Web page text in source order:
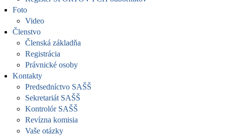
Foto
Video
Členstvo
Členská základňa
Registrácia
Právnické osoby
Kontakty
Predsedníctvo SAŠŠ
Sekretariát SAŠŠ
Kontrolór SAŠŠ
Revízna komisia
Vaše otázky